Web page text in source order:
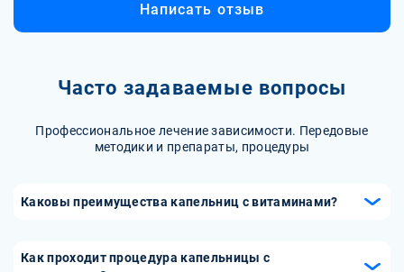
Написать отзыв
Часто задаваемые вопросы
Профессиональное лечение зависимости. Передовые
методики и препараты, процедуры
Каковы преимущества капельниц с витаминами?
эффективное усвоение питательных веществ, что
Как проходит процедура капельницы с